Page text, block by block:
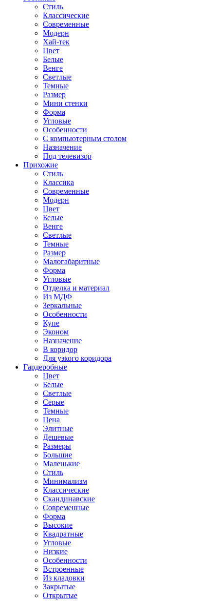
Стиль
Классические
Современные
Модерн
Хай-тек
Цвет
Белые
Венге
Светлые
Темные
Размер
Мини стенки
Форма
Угловые
Особенности
С компьютерным столом
Назначение
Под телевизор
Прихожие
Стиль
Классика
Современные
Модерн
Цвет
Белые
Венге
Светлые
Темные
Размер
Малогабаритные
Форма
Угловые
Отделка и материал
Из МДФ
Зеркальные
Особенности
Купе
Эконом
Назначение
В коридор
Для узкого коридора
Гардеробные
Цвет
Белые
Светлые
Серые
Темные
Цена
Элитные
Дешевые
Размеры
Большие
Маленькие
Стиль
Минимализм
Классические
Скандинавские
Современные
Форма
Высокие
Квадратные
Угловые
Низкие
Особенности
Встроенные
Из кладовки
Закрытые
Открытые